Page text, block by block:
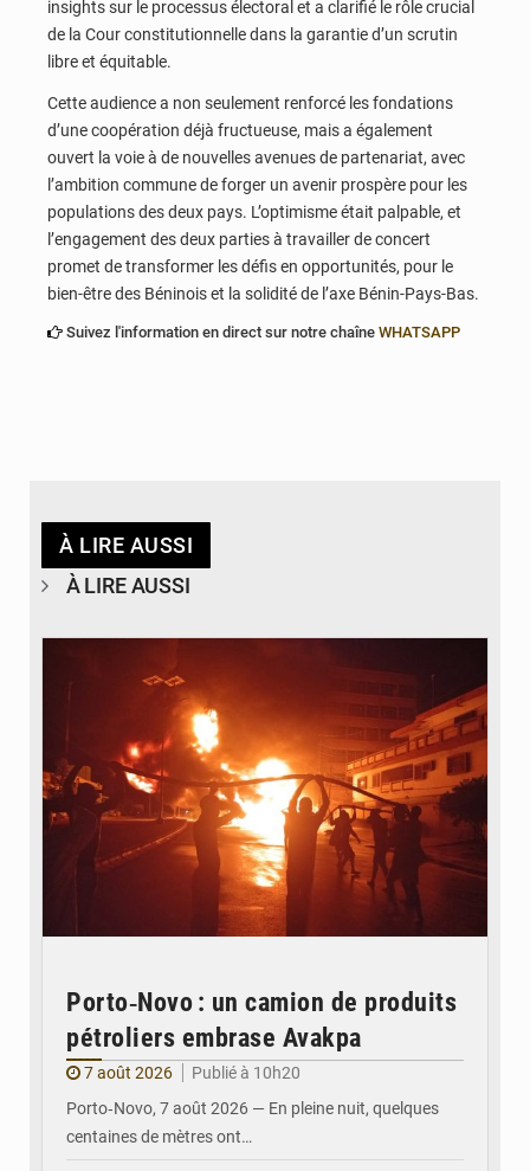
insights sur le processus électoral et a clarifié le rôle crucial
de la Cour constitutionnelle dans la garantie d’un scrutin
libre et équitable.
Cette audience a non seulement renforcé les fondations
d’une coopération déjà fructueuse, mais a également
ouvert la voie à de nouvelles avenues de partenariat, avec
l’ambition commune de forger un avenir prospère pour les
populations des deux pays. L’optimisme était palpable, et
l’engagement des deux parties à travailler de concert
promet de transformer les défis en opportunités, pour le
bien-être des Béninois et la solidité de l’axe Bénin-Pays-Bas.
Suivez l'information en direct sur notre chaîne WHATSAPP
À LIRE AUSSI
À LIRE AUSSI
Porto‑Novo : un camion de produits
pétroliers embrase Avakpa
7 août 2026
Publié à 10h20
Porto‑Novo, 7 août 2026 — En pleine nuit, quelques
centaines de mètres ont…